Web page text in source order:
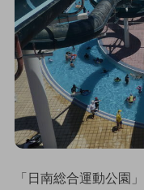
「日南総合運動公園